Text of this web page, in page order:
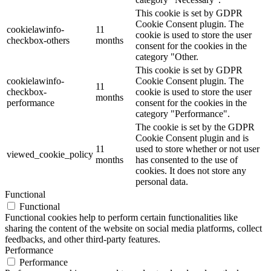
cookielawinfo-
checkbox-others
11
months
This cookie is set by GDPR
Cookie Consent plugin. The
cookie is used to store the user
consent for the cookies in the
category "Other.
cookielawinfo-
checkbox-
performance
11
months
This cookie is set by GDPR
Cookie Consent plugin. The
cookie is used to store the user
consent for the cookies in the
category "Performance".
viewed_cookie_policy
11
months
The cookie is set by the GDPR
Cookie Consent plugin and is
used to store whether or not user
has consented to the use of
cookies. It does not store any
personal data.
Functional
Functional
Functional cookies help to perform certain functionalities like
sharing the content of the website on social media platforms, collect
feedbacks, and other third-party features.
Performance
Performance